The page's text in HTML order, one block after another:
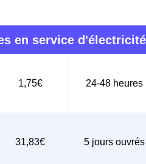
en service d'électricité
1,75€ 24-48 heures
31,83€ 5 jours ouvrés